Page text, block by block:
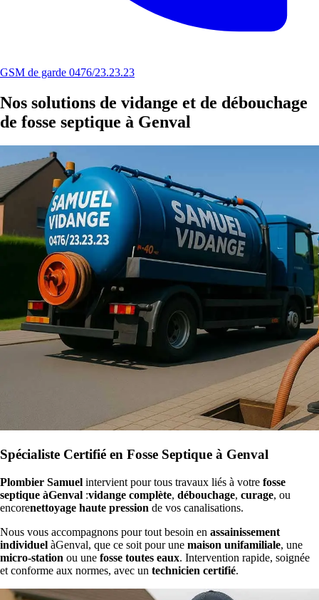
GSM de garde 0476/23.23.23
Nos solutions de vidange et de débouchage
de fosse septique à Genval
Spécialiste Certifié en Fosse Septique à Genval
Plombier Samuel intervient pour tous travaux liés à votre fosse
septique àGenval :vidange complète, débouchage, curage, ou
encorenettoyage haute pression de vos canalisations.
Nous vous accompagnons pour tout besoin en assainissement
individuel àGenval, que ce soit pour une maison unifamiliale, une
micro-station ou une fosse toutes eaux. Intervention rapide, soignée
et conforme aux normes, avec un technicien certifié.